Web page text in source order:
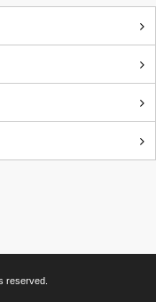
reserved.